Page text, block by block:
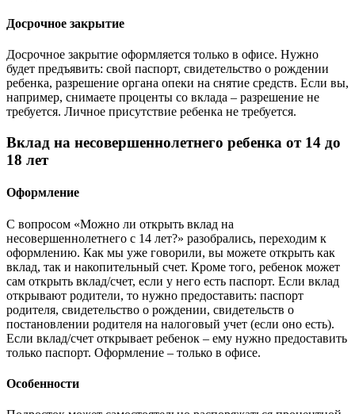
Досрочное закрытие
Досрочное закрытие оформляется только в офисе. Нужно
будет предъявить: свой паспорт, свидетельство о рождении
ребенка, разрешение органа опеки на снятие средств. Если вы,
например, снимаете проценты со вклада – разрешение не
требуется. Личное присутствие ребенка не требуется.
Вклад на несовершеннолетнего ребенка от 14 до
18 лет
Оформление
С вопросом «Можно ли открыть вклад на
несовершеннолетнего с 14 лет?» разобрались, переходим к
оформлению. Как мы уже говорили, вы можете открыть как
вклад, так и накопительный счет. Кроме того, ребенок может
сам открыть вклад/счет, если у него есть паспорт. Если вклад
открывают родители, то нужно предоставить: паспорт
родителя, свидетельство о рождении, свидетельств о
постановлении родителя на налоговый учет (если оно есть).
Если вклад/счет открывает ребенок – ему нужно предоставить
только паспорт. Оформление – только в офисе.
Особенности